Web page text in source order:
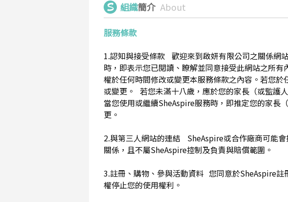
組織簡介 About
服務條款
1.認知與接受條款 歡迎來到啟妍有限公司之關係網
時，即表示您已閱讀、瞭解並同意接受此網站之所
權於任何時間修改或變更本服務條款之內容。若您
或變更。 若您未滿十八歲，應於您的家長（或監護
當您使用或繼續SheAspire服務時，即推定您的家長
更。
2.與第三人網站的連結 SheAspire或合作廠商可能
關係，且不屬SheAspire控制及負責與賠償範圍。
3.註冊、購物、參與活動資料 您同意於SheAspire
權停止您的使用權利。